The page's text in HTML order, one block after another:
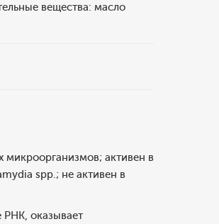
вещества: масло
микроорганизмов; активен в
spp.; не активен в
оказывает